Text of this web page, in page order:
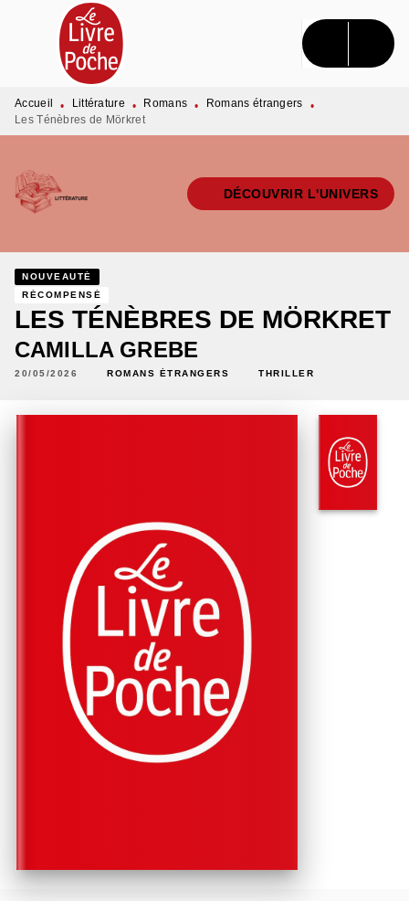
MENU RECHERCHE CONTENU
PIED DE PAGE
Accueil • Littérature • Romans • Romans étrangers
•
Les Ténèbres de Mörkret
DÉCOUVRIR L'UNIVERS
NOUVEAUTÉ
RÉCOMPENSÉ
LES TÉNÈBRES DE MÖRKRET
CAMILLA GREBE
20/05/2026 ROMANS ÉTRANGERS THRILLER